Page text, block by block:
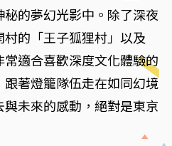
的夢幻光影中。除了深夜
的「王子狐狸村」以及
常適合喜歡深度文化體驗的
著燈籠隊伍走在如同幻境
未來的感動，絕對是東京